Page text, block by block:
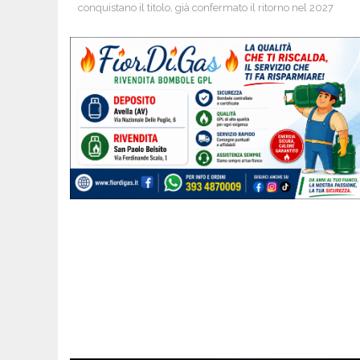
conquistano il titolo, già confermato il ritorno nel 2027